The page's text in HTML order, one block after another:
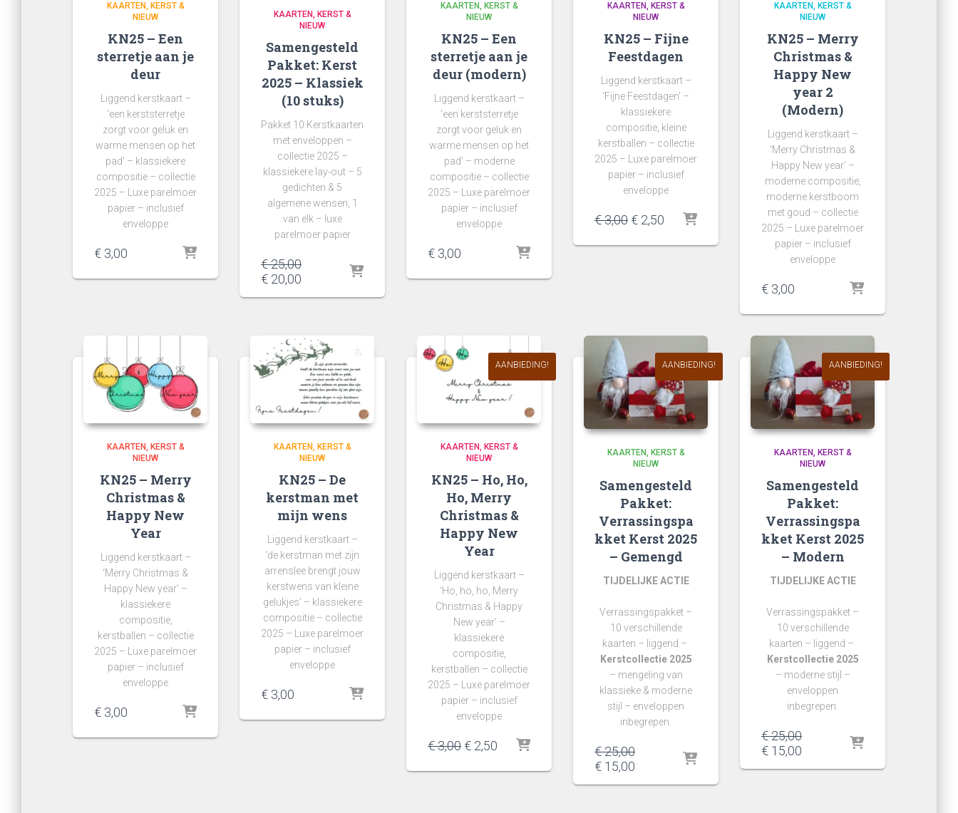
KAARTEN
KERST &
NIEUW
KN25 – Een
sterretje aan je
deur
Liggend kerstkaart –
‘een kerststerretje
zorgt voor geluk en
warme mensen op het
pad’ – klassiekere
compositie – collectie
2025 – Luxe parelmoer
papier – inclusief
enveloppe
€ 3,00
KAARTEN
KERST &
NIEUW
Samengesteld
Pakket: Kerst
2025 – Klassiek
(10 stuks)
Pakket 10 Kerstkaarten
met enveloppen –
collectie 2025 –
klassiekere lay-out – 5
gedichten & 5
algemene wensen, 1
van elk – luxe
parelmoer papier
€25,00
€ 20,00
KAARTEN
KERST &
NIEUW
KN25 – Een
sterretje aan je
deur (modern)
Liggend kerstkaart –
‘een kerststerretje
zorgt voor geluk en
warme mensen op het
pad’ – moderne
compositie – collectie
2025 – Luxe parelmoer
papier – inclusief
enveloppe
€ 3,00
KAARTEN
KERST &
NIEUW
KN25 – Fijne
Feestdagen
Liggend kerstkaart –
‘Fijne Feestdagen’ –
klassiekere
compositie, kleine
kerstballen – collectie
2025 – Luxe parelmoer
papier – inclusief
enveloppe
€3,00 Oorspronkelijke
was:
€ 2,50 Huidige
is:
KAARTEN
KERST &
NIEUW
KN25 – Merry
Christmas &
Happy New
year 2
(Modern)
Liggend kerstkaart –
‘Merry Christmas &
Happy New year’ –
moderne compositie,
moderne kerstboom
met goud – collectie
2025 – Luxe parelmoer
papier – inclusief
enveloppe
€ 3,00
KAARTEN KERST &
NIEUW
KN25 – Merry
Christmas &
Happy New
Year
Liggend kerstkaart –
‘Merry Christmas &
Happy New year’ –
klassiekere
compositie,
kerstballen – collectie
2025 – Luxe parelmoer
papier – inclusief
enveloppe
€ 3,00
KAARTEN KERST &
NIEUW
KN25 – De
kerstman met
mijn wens
Liggend kerstkaart –
‘de kerstman met zijn
arrenslee brengt jouw
kerstwens van kleine
gelukjes’ – klassiekere
compositie – collectie
2025 – Luxe parelmoer
papier – inclusief
enveloppe
€ 3,00
AANBIEDING!
KAARTEN KERST &
NIEUW
KN25 – Ho, Ho,
Ho, Merry
Christmas &
Happy New
Year
Liggend kerstkaart –
‘Ho, ho, ho, Merry
Christmas & Happy
New year’ –
klassiekere
compositie,
kerstballen – collectie
2025 – Luxe parelmoer
papier – inclusief
enveloppe
€3,00 Oorspronkelijke
was:
€ 2,50 Huidige
is:
AANBIEDING!
KAARTEN
KERST &
NIEUW
Samengesteld
Pakket:
Verrassingspa
kket Kerst 2025
– Gemengd
TIJDELIJKE ACTIE
Verrassingspakket –
10 verschillende
kaarten – liggend –
Kerstcollectie 2025
– mengeling van
klassieke & moderne
stijl – enveloppen
inbegrepen.
€25,00Oorspronkelijke
€ 15,00
AANBIEDING!
KAARTEN
KERST &
NIEUW
Samengesteld
Pakket:
Verrassingspa
kket Kerst 2025
– Modern
TIJDELIJKE ACTIE
Verrassingspakket –
10 verschillende
kaarten – liggend –
Kerstcollectie 2025
– moderne stijl –
enveloppen
inbegrepen.
€25,00Oorspronkelijke
€ 15,00